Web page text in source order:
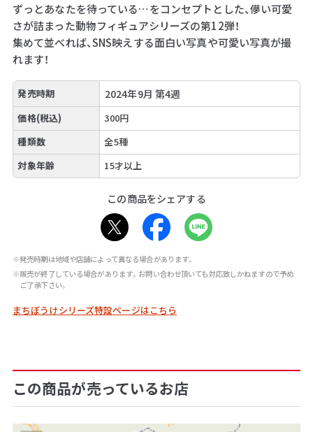
ずっとあなたを待っている…をコンセプトとした、儚い可愛
さが詰まった動物フィギュアシリーズの第12弾！
集めて並べれば、SNS映えする面白い写真や可愛い写真が撮
れます！
発売時期 2024年9月 第4週
価格(税込)
300円
種類数
全5種
対象年齢
15才以上
この商品をシェアする
※発売時期は地域や店舗によって異なる場合があります。
※販売が終了している場合があります。お問い合わせ頂いても対応致しかねますので予め
ご了承下さい。
まちぼうけシリーズ特設ページはこちら
この商品が売っているお店